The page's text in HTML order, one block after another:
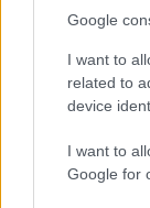
Google
I want to
related to
device
I want to
Google for
SALUTE